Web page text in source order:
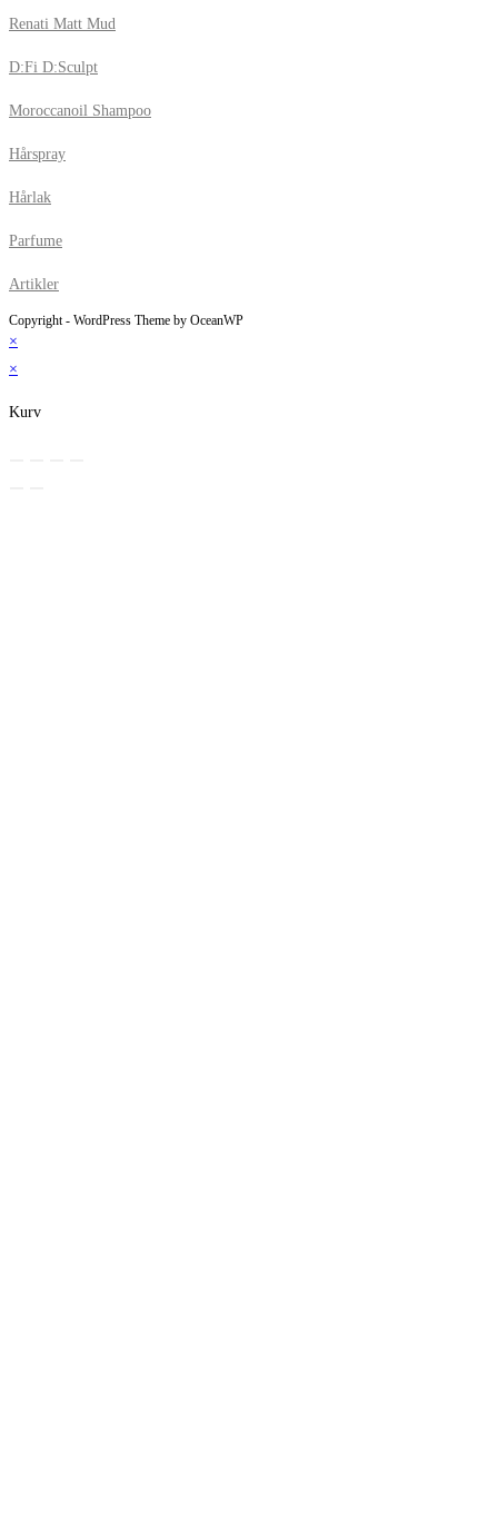
Renati Matt Mud
D:Fi D:Sculpt
Moroccanoil Shampoo
Hårspray
Hårlak
Parfume
Artikler
Copyright - WordPress Theme by OceanWP
×
×
Kurv